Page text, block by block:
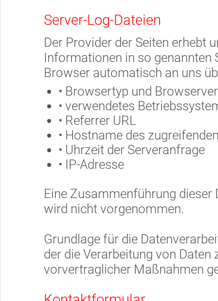
Server-Log-Dateien
Der Provider der Seiten erhebt
Informationen in so genannten
Browser automatisch an uns
• Browsertyp und
• verwendetes
• Referrer URL
• Hostname des
• Uhrzeit der Serveranfrage
• IP-Adresse
Eine Zusammenführung dieser
wird nicht vorgenommen.
Grundlage für die
der die Verarbeitung von
vorvertraglicher Maßnahmen